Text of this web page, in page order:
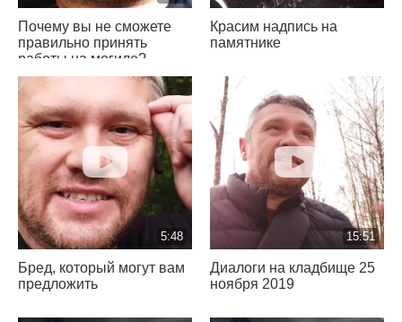
Почему вы не сможете
правильно принять
работы на могиле?
Красим надпись на
памятнике
5:48
Бред, который могут вам
предложить
15:51
Диалоги на кладбище 25
ноября 2019